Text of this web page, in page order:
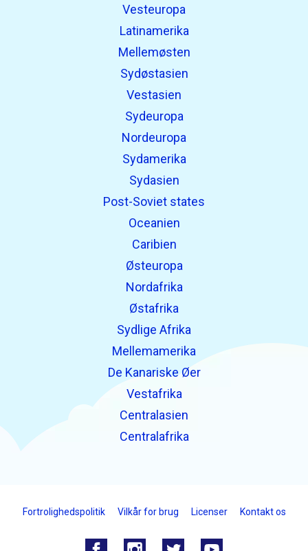
Vesteuropa
Latinamerika
Mellemøsten
Sydøstasien
Vestasien
Sydeuropa
Nordeuropa
Sydamerika
Sydasien
Post-Soviet states
Oceanien
Caribien
Østeuropa
Nordafrika
Østafrika
Sydlige Afrika
Mellemamerika
De Kanariske Øer
Vestafrika
Centralasien
Centralafrika
Fortrolighedspolitik Vilkår for brug Licenser Kontakt os